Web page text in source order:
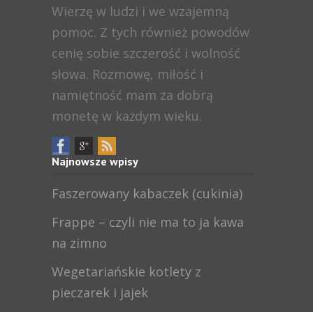
Wierzę w ludzi i we wzajemną
pomoc. Z tych również powodów
cenię sobie szczerość i wolność
słowa. Rozmowę, miłość i
namiętność mam za dobrą
monetę w każdym wieku.
Najnowsze wpisy
Faszerowany kabaczek (cukinia)
Frappe – czyli nie ma to ja kawa
na zimno
Wegetariańskie kotlety z
pieczarek i jajek